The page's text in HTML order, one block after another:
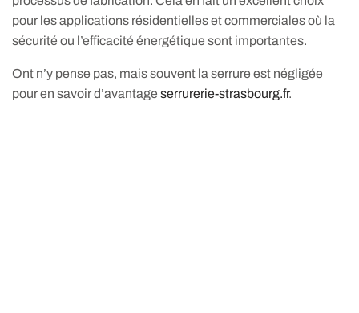
pour les applications résidentielles et commerciales où la
sécurité ou l’efficacité énergétique sont importantes.
Ont n’y pense pas, mais souvent la serrure est négligée
pour en savoir d’avantageserrurerie-strasbourg.fr.